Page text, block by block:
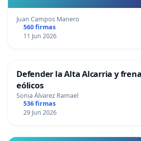
Juan Campos Manero
560 firmas
11 Jun 2026
Defender la Alta Alcarria y
eólicos
Sonia Álvarez Ramael
536 firmas
29 Jun 2026